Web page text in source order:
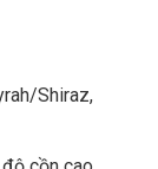
Shiraz,